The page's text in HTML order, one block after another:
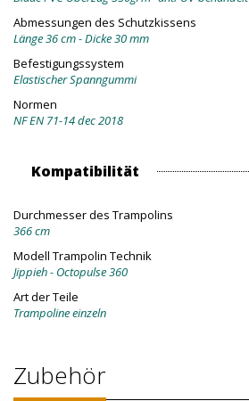
Abmessungen des Schutzkissens
Länge 36 cm - Dicke 30 mm
Befestigungssystem
Elastischer Spanngummi
Normen
NF EN 71-14 dec 2018
Kompatibilität
Durchmesser des Trampolins
366 cm
Modell Trampolin Technik
Jippieh - Octopulse 360
Art der Teile
Trampoline einzeln
Zubehör